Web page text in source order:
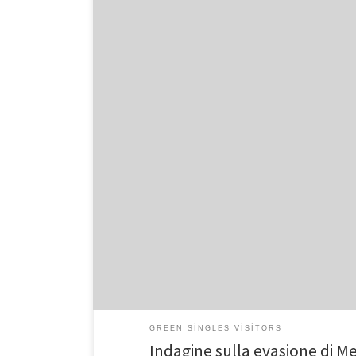
GREEN SINGLES VISITORS
Indagine sulla evasione di